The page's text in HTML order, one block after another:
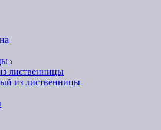
лиственницы
из лиственницы